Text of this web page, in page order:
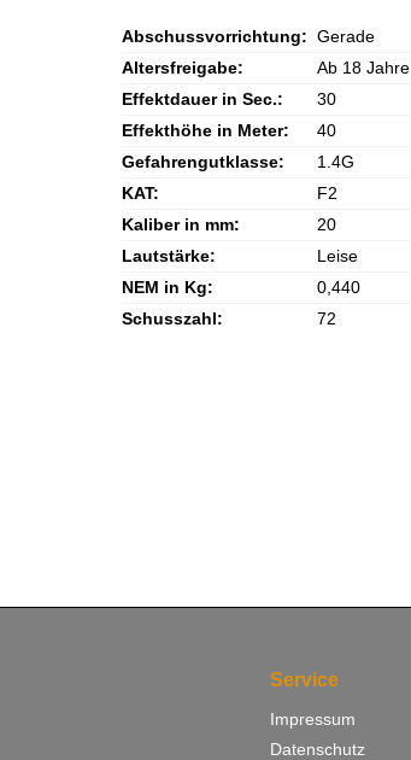
Abschussvorrichtung: Gerade
Altersfreigabe:
Ab 18 Jahre
Effektdauer in Sec.:
30
Effekthöhe in Meter:
40
Gefahrengutklasse:
1.4G
KAT:
F2
Kaliber in mm:
20
Lautstärke:
Leise
NEM in Kg:
0,440
Schusszahl:
72
Service
Impressum
Datenschutz